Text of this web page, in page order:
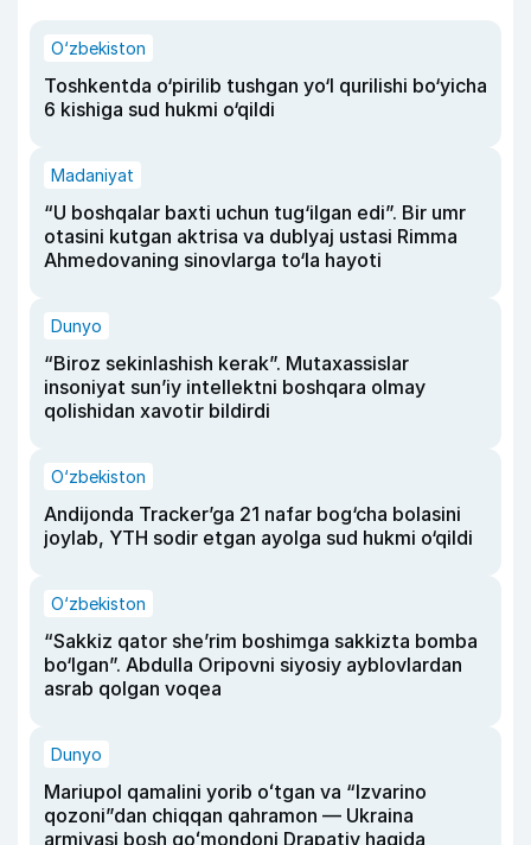
O‘zbekiston
Toshkentda o‘pirilib tushgan yo‘l qurilishi bo‘yicha
6 kishiga sud hukmi o‘qildi
Madaniyat
“U boshqalar baxti uchun tug‘ilgan edi”. Bir umr
otasini kutgan aktrisa va dublyaj ustasi Rimma
Ahmedovaning sinovlarga to‘la hayoti
Dunyo
“Biroz sekinlashish kerak”. Mutaxassislar
insoniyat sun’iy intellektni boshqara olmay
qolishidan xavotir bildirdi
O‘zbekiston
Andijonda Tracker’ga 21 nafar bog‘cha bolasini
joylab, YTH sodir etgan ayolga sud hukmi o‘qildi
O‘zbekiston
“Sakkiz qator she’rim boshimga sakkizta bomba
bo‘lgan”. Abdulla Oripovni siyosiy ayblovlardan
asrab qolgan voqea
Dunyo
Mariupol qamalini yorib oʻtgan va “Izvarino
qozoni”dan chiqqan qahramon — Ukraina
armiyasi bosh qoʻmondoni Drapatiy haqida